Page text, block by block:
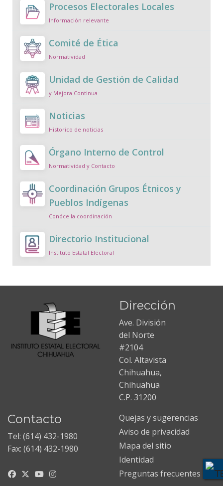
Procesos Electorales Locales
Información relevante
Comité de Ética
Normatividad
Unidad de Gestión de Calidad
y Mejora Continua
Noticias
Historico de noticias
Órgano Interno de Control
Normatividad y Contacto
Coordinación Grupos Étnicos y
Pueblos Indígenas
Conóce la coordinación
Directorio Institucional
Instituto Estatal Electoral
Dirección
Ave. División
del Norte
#2104
Col. Altavista
Chihuahua,
Chihuahua
C.P. 31200
Contacto
Tel: (614) 432-1980
Fax: (614) 432-1980
Quejas y sugerencias
Aviso de privacidad
Mapa del sitio
Identidad
Preguntas frecuentes